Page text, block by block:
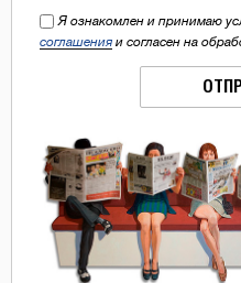
Я ознакомлен и принимаю
соглашения и согласен на